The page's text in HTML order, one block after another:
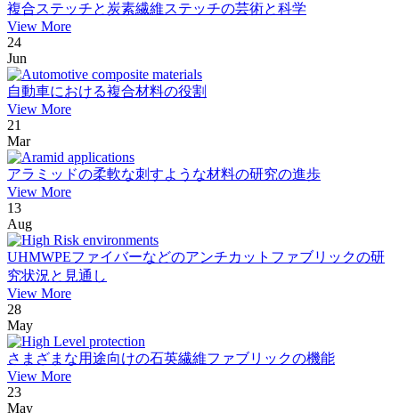
複合ステッチと炭素繊維ステッチの芸術と科学
View More
24
Jun
自動車における複合材料の役割
View More
21
Mar
アラミッドの柔軟な刺すような材料の研究の進歩
View More
13
Aug
UHMWPEファイバーなどのアンチカットファブリックの研
究状況と見通し
View More
28
May
さまざまな用途向けの石英繊維ファブリックの機能
View More
23
May